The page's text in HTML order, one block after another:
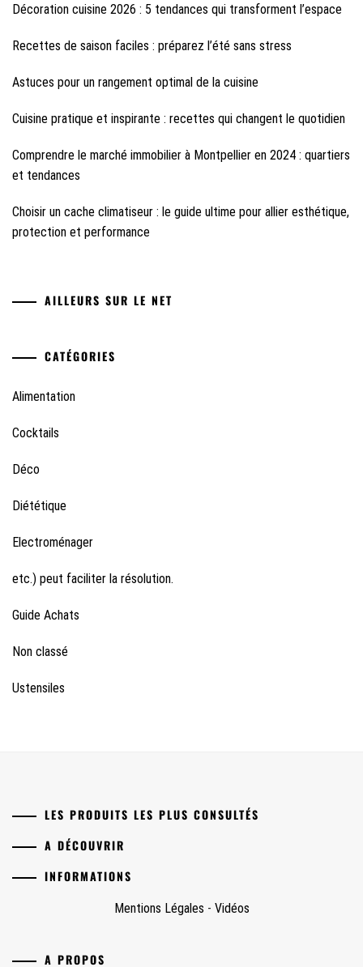
Décoration cuisine 2026 : 5 tendances qui transforment l’espace
Recettes de saison faciles : préparez l’été sans stress
Astuces pour un rangement optimal de la cuisine
Cuisine pratique et inspirante : recettes qui changent le quotidien
Comprendre le marché immobilier à Montpellier en 2024 : quartiers
et tendances
Choisir un cache climatiseur : le guide ultime pour allier esthétique,
protection et performance
AILLEURS SUR LE NET
CATÉGORIES
Alimentation
Cocktails
Déco
Diététique
Electroménager
etc.) peut faciliter la résolution.
Guide Achats
Non classé
Ustensiles
LES PRODUITS LES PLUS CONSULTÉS
A DÉCOUVRIR
INFORMATIONS
Mentions Légales - Vidéos
A PROPOS